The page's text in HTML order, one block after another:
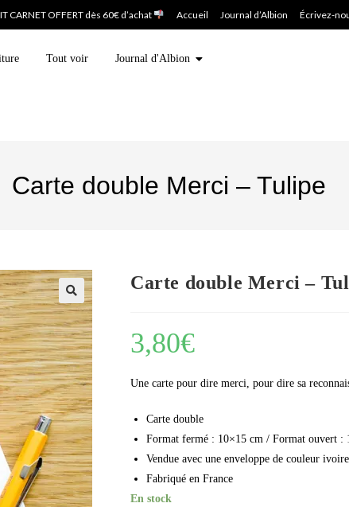
CARNET OFFERT dès 60€ d’achat Accueil Journal d’Albion Écrivez-
Tout voir Journal d'Albion
Carte double Merci – Tulipe
Carte double Merci –
3,80€
Une carte pour dire merci, pour dire sa
Carte double
Format fermé : 10×15 cm / Format ouvert :
Vendue avec une enveloppe de couleur ivoire
Fabriqué en France
En stock